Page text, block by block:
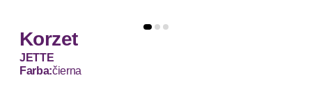
Korzet
JETTE
Farba:čierna